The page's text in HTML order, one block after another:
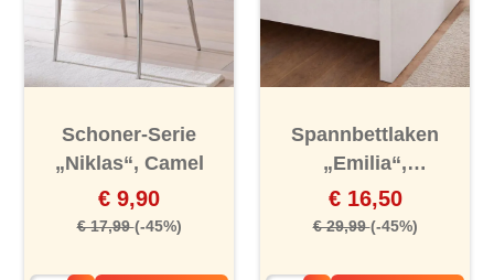
Schoner-Serie
„Niklas“, Camel
€ 9,90
€ 17,99(-45%)
Spannbettlaken
„Emilia“,
Elfenbeinfarben
€ 16,50
€ 29,99(-45%)